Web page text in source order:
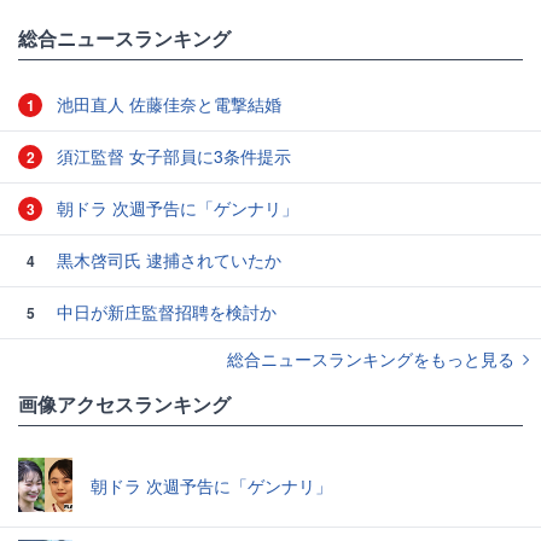
総合ニュースランキング
1 池田直人 佐藤佳奈と電撃結婚
2 須江監督 女子部員に3条件提示
3 朝ドラ 次週予告に「ゲンナリ」
4 黒木啓司氏 逮捕されていたか
5
中日が新庄監督招聘を検討か
総合ニュースランキングをもっと見る
画像アクセスランキング
朝ドラ 次週予告に「ゲンナリ」